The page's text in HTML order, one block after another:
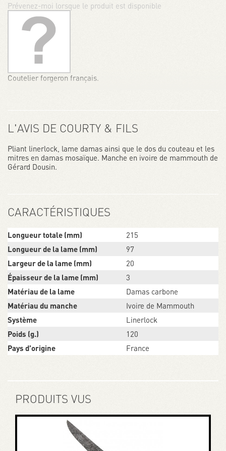
Prévenez-moi lorsque le produit est disponible
Coutelier forgeron français.
L'AVIS DE COURTY & FILS
Pliant linerlock, lame damas ainsi que le dos du couteau et les
mitres en damas mosaïque. Manche en ivoire de mammouth de
Gérard Dousin.
CARACTÉRISTIQUES
Longueur totale (mm)
215
Longueur de la lame (mm)
97
Largeur de la lame (mm)
20
Épaisseur de la lame (mm)
3
Matériau de la lame
Damas carbone
Matériau du manche
Ivoire de Mammouth
Système
Linerlock
Poids (g.)
120
Pays d’origine
France
PRODUITS VUS